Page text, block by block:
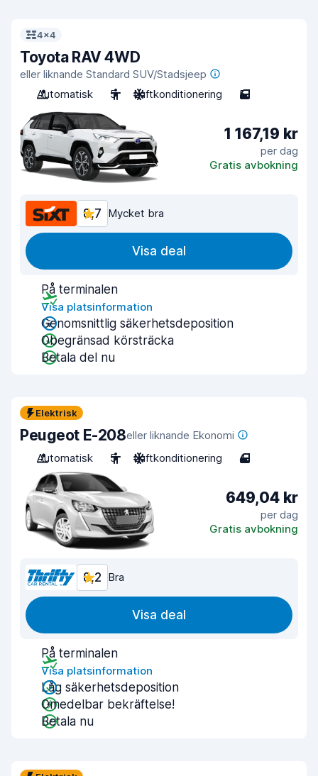
4x4
Toyota RAV 4WD
eller liknande Standard SUV/Stadsjeep
Automatisk
5 Luftkonditionering 5
1 167,19 kr
per dag
Gratis avbokning
8,7 Mycket bra
Visa deal
På terminalen
Visa platsinformation
Genomsnittlig säkerhetsdeposition
Obegränsad körsträcka
Betala del nu
Elektrisk
Peugeot E-208eller liknande Ekonomi
Automatisk
5 Luftkonditionering 4
649,04 kr
per dag
Gratis avbokning
8,2 Bra
Visa deal
På terminalen
Visa platsinformation
Låg säkerhetsdeposition
Omedelbar bekräftelse!
Betala nu